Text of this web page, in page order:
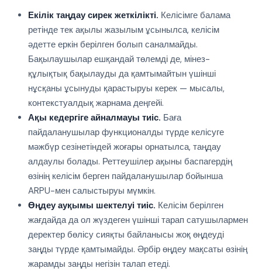
Екілік таңдау сирек жеткілікті. Келісімге балама
ретінде тек ақылы жазылым ұсынылса, келісім
әдетте еркін берілген болып саналмайды.
Бақылаушылар ешқандай төлемді де, мінез-
құлықтық бақылауды да қамтымайтын үшінші
нұсқаны ұсынуды қарастыруы керек — мысалы,
контекстуалдық жарнама деңгейі.
Ақы кедергіге айналмауы тиіс. Баға
пайдаланушылар функционалды түрде келісуге
мәжбүр сезінетіндей жоғары орнатылса, таңдау
алдаулы болады. Реттеушілер ақыны баспагердің
өзінің келісім берген пайдаланушылар бойынша
ARPU-мен салыстыруы мүмкін.
Өңдеу ауқымы шектелуі тиіс. Келісім берілген
жағдайда да ол жүздеген үшінші тарап сатушылармен
деректер бөлісу сияқты байланысы жоқ өңдеуді
заңды түрде қамтымайды. Әрбір өңдеу мақсаты өзінің
жарамды заңды негізін талап етеді.